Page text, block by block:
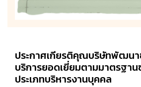
ประกาศเกียรติคุณบริษัทพัฒนา
บริการยอดเยี่ยมตามมาตรฐา
ประเภทบริหารงานบุคคล